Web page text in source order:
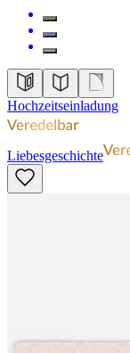
Hochzeitseinladung
Liebesgeschichte